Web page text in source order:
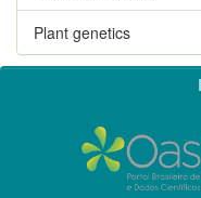
Plant genetics